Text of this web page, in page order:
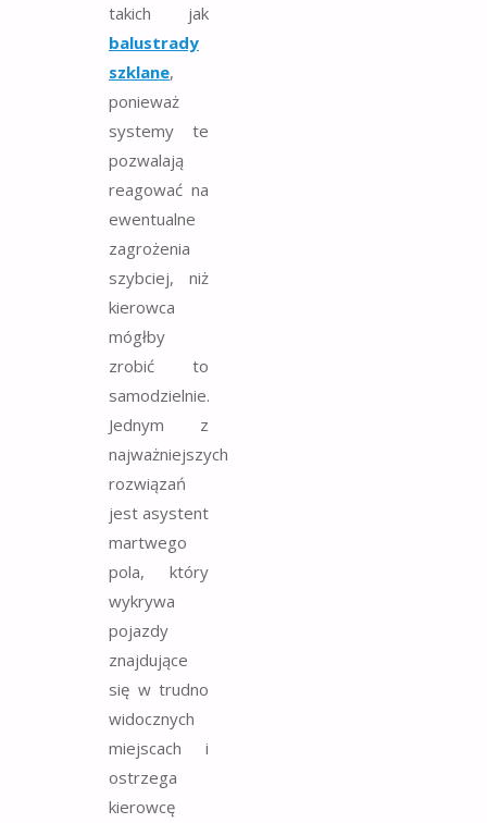
takich jak
balustrady
szklane,
ponieważ
systemy te
pozwalają
reagować na
ewentualne
zagrożenia
szybciej, niż
kierowca
mógłby
zrobić to
samodzielnie.
Jednym z
najważniejszych
rozwiązań
jest asystent
martwego
pola, który
wykrywa
pojazdy
znajdujące
się w trudno
widocznych
miejscach i
ostrzega
kierowcę